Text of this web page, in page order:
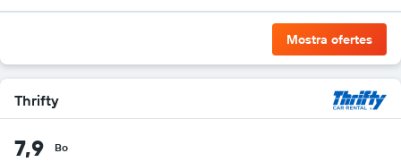
Mostra ofertes
Thrifty
7,9 Bo